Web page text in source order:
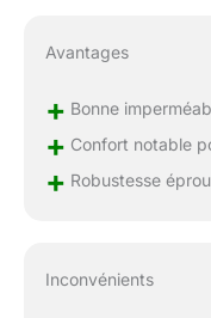
Avantages
+ Bonne
+ Confort notable
+ Robustesse
Inconvénients